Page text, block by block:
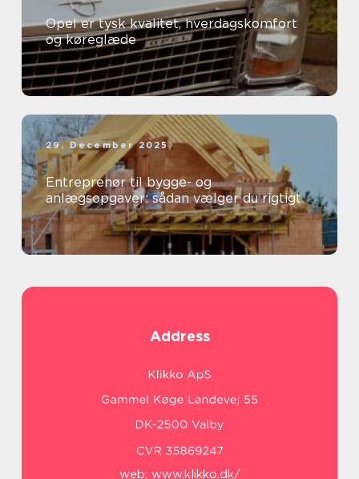
Opel er tysk kvalitet, hverdagskomfort
og køreglæde
29. December 2025
Entreprenør til bygge- og
anlægsopgaver: sådan vælger du rigtigt
Address
web: www.klikko.dk/